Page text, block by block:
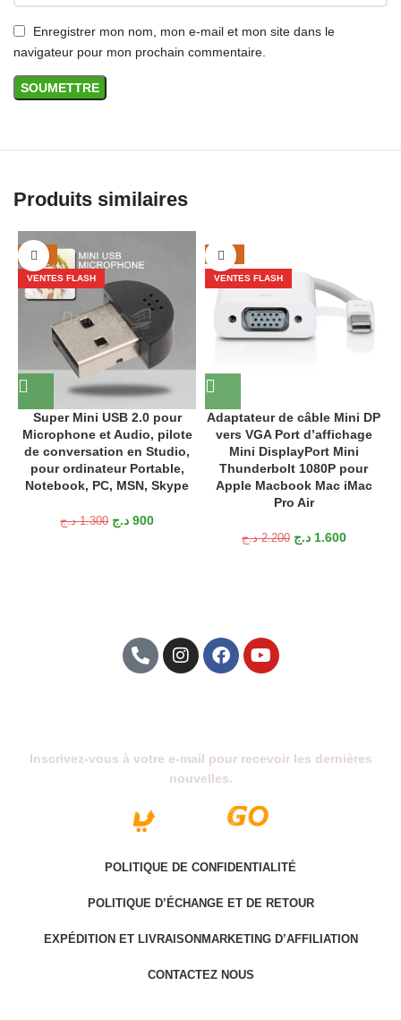
Enregistrer mon nom, mon e-mail et mon site dans le
navigateur pour mon prochain commentaire.
Produits similaires
-31%
VENTES FLASH
Super Mini USB 2.0 pour
Microphone et Audio, pilote
de conversation en Studio,
pour ordinateur Portable,
Notebook, PC, MSN, Skype
1.300 د.ج 900 د.ج
-27%
VENTES FLASH
Adaptateur de câble Mini DP
vers VGA Port d’affichage
Mini DisplayPort Mini
Thunderbolt 1080P pour
Apple Macbook Mac iMac
Pro Air
2.200 د.ج 1.600 د.ج
Inscrivez-vous à votre e-mail pour recevoir les dernières
nouvelles.
POLITIQUE DE CONFIDENTIALITÉ
POLITIQUE D’ÉCHANGE ET DE RETOUR
EXPÉDITION ET LIVRAISON MARKETING D’AFFILIATION
CONTACTEZ NOUS